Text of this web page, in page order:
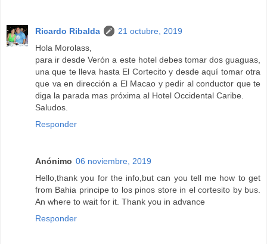
Ricardo Ribalda
21 octubre, 2019
Hola Morolass,
para ir desde Verón a este hotel debes tomar dos guaguas,
una que te lleva hasta El Cortecito y desde aquí tomar otra
que va en dirección a El Macao y pedir al conductor que te
diga la parada mas próxima al Hotel Occidental Caribe.
Saludos.
Responder
Anónimo 06 noviembre, 2019
Hello,thank you for the info,but can you tell me how to get
from Bahia principe to los pinos store in el cortesito by bus.
An where to wait for it. Thank you in advance
Responder